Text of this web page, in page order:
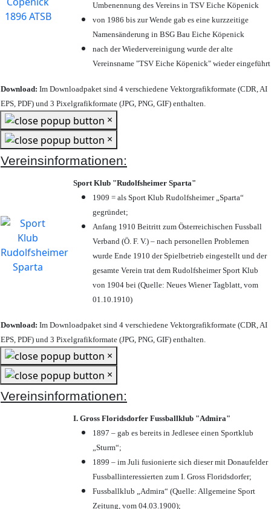
Umbenennung des Vereins in TSV Eiche Köpenick
von 1986 bis zur Wende gab es eine kurzzeitige
Namensänderung in BSG Bau Eiche Köpenick
nach der Wiedervereinigung wurde der alte
Vereinsname "TSV Eiche Köpenick" wieder eingeführt
Download: Im Downloadpaket sind 4 verschiedene Vektorgrafikformate (CDR, AI
EPS, PDF) und 3 Pixelgrafikformate (JPG, PNG, GIF) enthalten.
×
×
Vereinsinformationen:
Sport Klub "Rudolfsheimer Sparta"
1909 = als Sport Klub Rudolfsheimer „Sparta“
gegründet;
Anfang 1910 Beitritt zum Österreichischen Fussball
Verband (Ö. F. V.) – nach personellen Problemen
wurde Ende 1910 der Spielbetrieb eingestellt und der
gesamte Verein trat dem Rudolfsheimer Sport Klub
von 1904 bei (Quelle: Neues Wiener Tagblatt, vom
01.10.1910)
Download: Im Downloadpaket sind 4 verschiedene Vektorgrafikformate (CDR, AI
EPS, PDF) und 3 Pixelgrafikformate (JPG, PNG, GIF) enthalten.
×
×
Vereinsinformationen:
I. Gross Floridsdorfer Fussballklub "Admira"
1897 – gab es bereits in Jedlesee einen Sportklub
„Sturm“;
1899 – im Juli fusionierte sich dieser mit Donaufelder
Fussballinteressierten zum I. Gross Floridsdorfer;
Fussballklub „Admira“ (Quelle: Allgemeine Sport
Zeitung, vom 04.03.1900);